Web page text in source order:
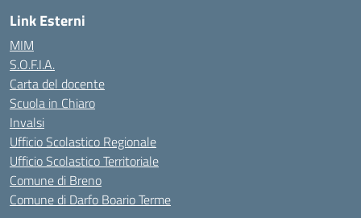
Link Esterni
MIM
S.O.F.I.A.
Carta del docente
Scuola in Chiaro
Invalsi
Ufficio Scolastico Regionale
Ufficio Scolastico Territoriale
Comune di Breno
Comune di Darfo Boario Terme